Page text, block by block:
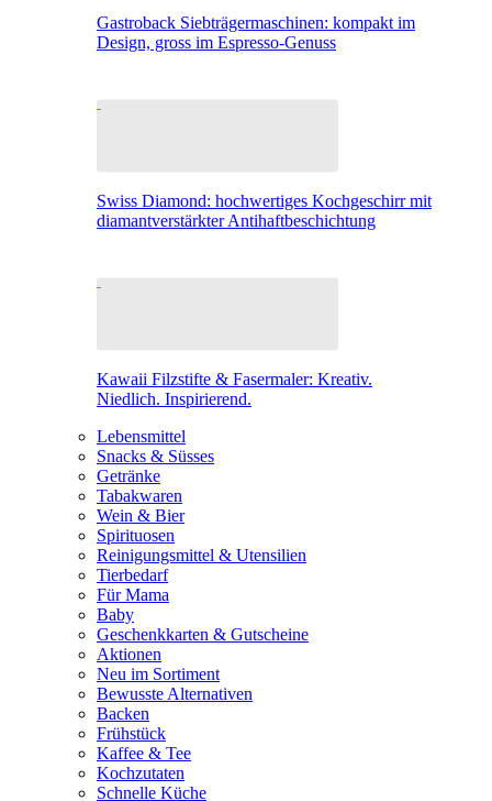
Gastroback Siebträgermaschinen: kompakt im
Design, gross im Espresso-Genuss
Swiss Diamond: hochwertiges Kochgeschirr mit
diamantverstärkter Antihaftbeschichtung
Kawaii Filzstifte & Fasermaler: Kreativ.
Niedlich. Inspirierend.
Lebensmittel
Snacks & Süsses
Getränke
Tabakwaren
Wein & Bier
Spirituosen
Reinigungsmittel & Utensilien
Tierbedarf
Für Mama
Baby
Geschenkkarten & Gutscheine
Aktionen
Neu im Sortiment
Bewusste Alternativen
Backen
Frühstück
Kaffee & Tee
Kochzutaten
Schnelle Küche